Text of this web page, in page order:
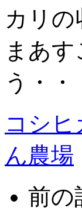
カリ
まあ
う・・
コシ
ん農場
前の